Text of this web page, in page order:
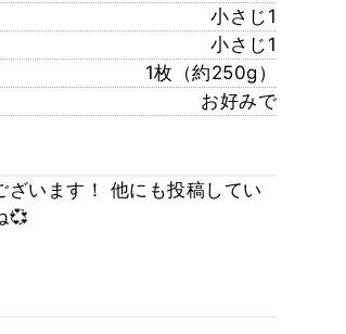
小さじ1
小さじ1
1枚（約250g）
お好みで
います！ 他にも投稿してい
💞